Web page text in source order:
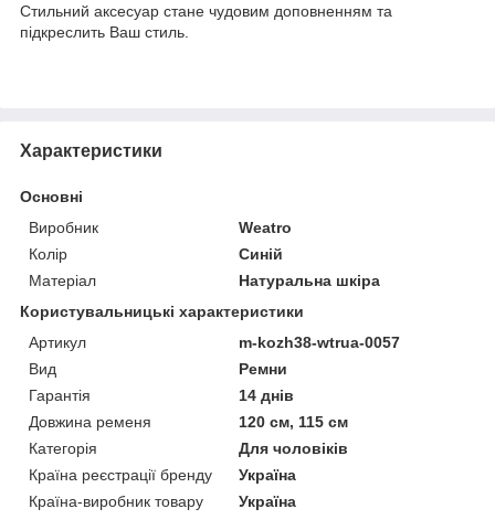
Стильний аксесуар стане чудовим доповненням та
підкреслить Ваш стиль.
Характеристики
Основні
Виробник
Weatro
Колір
Синій
Матеріал
Натуральна шкіра
Користувальницькі характеристики
Артикул
m-kozh38-wtrua-0057
Вид
Ремни
Гарантія
14 днів
Довжина ременя
120 см, 115 см
Категорія
Для чоловіків
Країна реєстрації бренду
Україна
Країна-виробник товару
Україна